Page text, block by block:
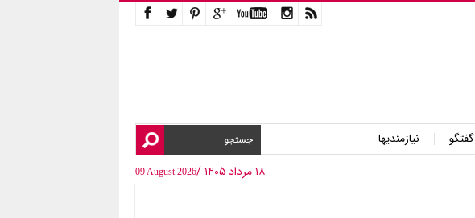
گفتگو
نیازمندیها
۱۸ مرداد ۱۴۰۵ /
09 August 2026